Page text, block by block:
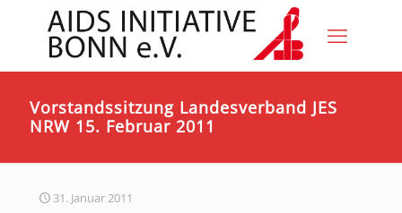
Vorstandssitzung Landesverband JES
NRW 15. Februar 2011
31. Januar 2011